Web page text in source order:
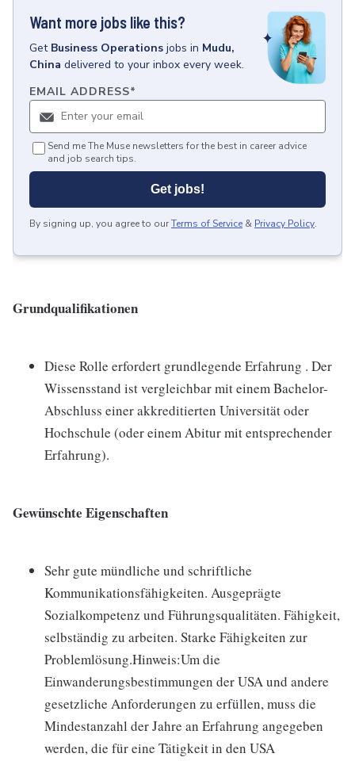
Want more jobs like this?
Get Business Operations jobs in Mudu,
China delivered to your inbox every week.
EMAIL ADDRESS*
Send me The Muse newsletters for the best in career advice
and job search tips.
Get jobs!
By signing up, you agree to ourTerms of Service & Privacy Policy.
Grundqualifikationen
Diese Rolle erfordert grundlegende Erfahrung . Der
Wissensstand ist vergleichbar mit einem Bachelor-
Abschluss einer akkreditierten Universität oder
Hochschule (oder einem Abitur mit entsprechender
Erfahrung).
Gewünschte Eigenschaften
Sehr gute mündliche und schriftliche
Kommunikationsfähigkeiten. Ausgeprägte
Sozialkompetenz und Führungsqualitäten. Fähigkeit,
selbständig zu arbeiten. Starke Fähigkeiten zur
Problemlösung.Hinweis:Um die
Einwanderungsbestimmungen der USA und andere
gesetzliche Anforderungen zu erfüllen, muss die
Mindestanzahl der Jahre an Erfahrung angegeben
werden, die für eine Tätigkeit in den USA